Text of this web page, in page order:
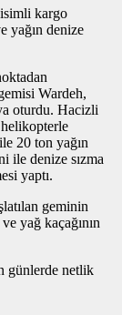
isimli kargo
yağın denize
Wardeh,
oturdu. Hacizli
20 ton yağın
ile denize sızma
yaptı.
geminin
yağ kaçağının
günlerde netlik